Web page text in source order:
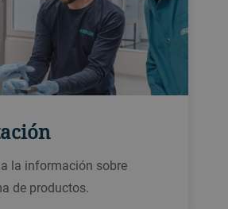
la información sobre
de productos.